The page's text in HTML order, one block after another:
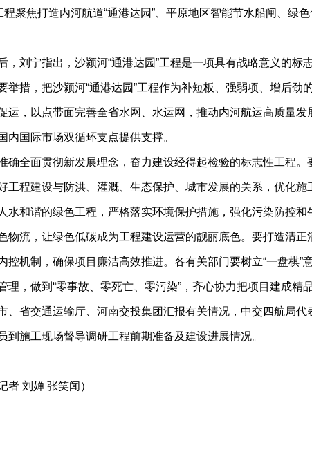
聚焦打造内河航道“通港达园”、平原地区智能节水船闸、绿
刘宁指出，沙颍河“通港达园”工程是一项具有战略意义的标
举措，把沙颍河“通港达园”工程作为补短板、强弱项、增后
运，以点带面完善全省水网、水运网，推动内河航运高质量
内国际市场双循环支点提供支撑。
全面贯彻新发展理念，奋力建设经得起检验的标志性工程。
工程建设与防洪、灌溉、生态保护、城市发展的关系，优化
水和谐的绿色工程，严格落实环境保护措施，强化污染防控
物流，让绿色低碳成为工程建设运营的靓丽底色。要打造清
控机制，确保项目廉洁高效推进。各有关部门要树立“一盘棋
理，做到“零事故、零死亡、零污染”，齐心协力把项目建成精品
省交通运输厅、河南交投集团汇报有关情况，中交四航局代
施工现场督导调研工程前期准备及建设进展情况。
刘婵 张笑闻）